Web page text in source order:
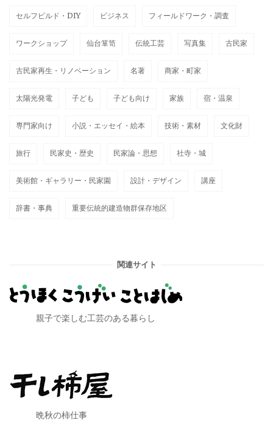
セルフビルド・DIY ビジネス フィールドワーク・調査
ワークショップ 仙台箪笥 伝統工芸 写真集 古民家
古民家再生・リノベーション 名著 商家・町家
太陽光発電 子ども 子ども向け 家族 宿・温泉
専門家向け 小説・エッセイ・絵本 技術・素材 文化財
旅行 民家史・歴史 民家論・思想 社寺・城
美術館・ギャラリー・民家園 設計・デザイン 講座
辞書・事典 重要伝統的建造物群保存地区
関連サイト
親子で楽しむ工芸のある暮らし
晩秋の柿仕事